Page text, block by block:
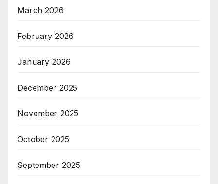
March 2026
February 2026
January 2026
December 2025
November 2025
October 2025
September 2025